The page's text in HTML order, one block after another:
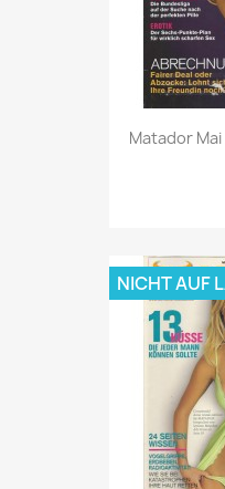

Matador Mai
NICHT AUF